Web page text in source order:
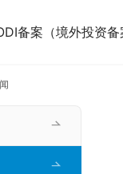
备案（境外投资备